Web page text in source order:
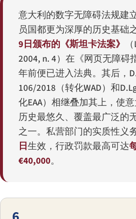
意大利的数字无障碍法规建
员国都更为深厚的历史基础
9日颁布的《斯坦卡法案》
（
2004, n. 4）在《网页无障碍
年前便已进入法典。其后，
106/2018 （转化WAD）和
化EAA）相继叠加其上，使
历史最悠久、覆盖最广泛的
之一。私营部门的实质性义
日生效，行政罚款最高可达
€40,000。